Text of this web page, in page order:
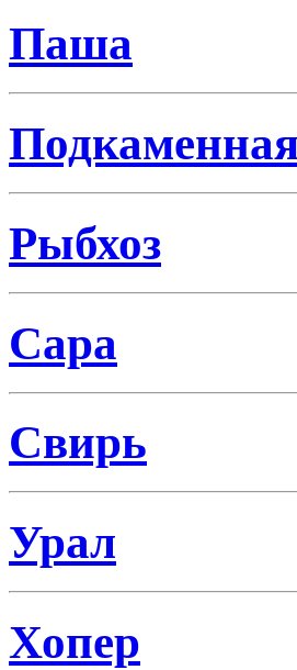
Паша
Рыбхоз
Сара
Свирь
Урал
Хопер